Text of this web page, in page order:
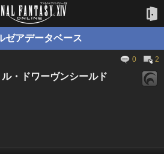
ゼアデータベース
0 2
・ドワーヴンシールド